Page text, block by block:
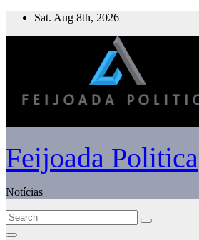
Skip
Sat. Aug 8th, 2026
Feijoada Politica
Notícias